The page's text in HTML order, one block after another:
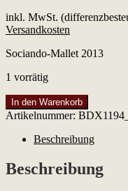
inkl. MwSt.
Versandkosten
Sociando-Mallet 2013
1 vorrätig
Sociando-
Mallet
Menge
In den Warenkorb
Artikelnummer:
Beschreibung
Beschreibung